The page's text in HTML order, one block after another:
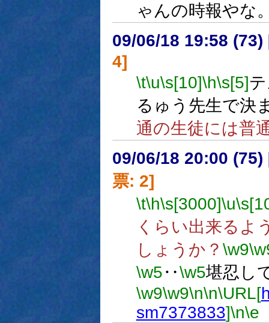
ゃんの時報やな
09/06/18 19:58 (73)
4]
\t\u\s[10]\h\s[5]
るゅう先生で決
通の生徒には普
09/06/18 20:00 (75)
票: 2]
\t\h\s[3000]\u
くらい出来るよ
しょうか？ \w9
\w5‥\w5堪忍し
\w9\w9\n\n\URL[
sm7373833]\n\e